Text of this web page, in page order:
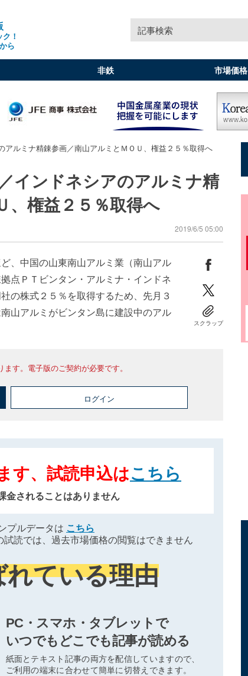
！
ら
記事検索
非鉄 市場価格
アルミナ精錬参画／南山アルミとＭＯＵ、権益２５％取得へ
インドネシアのアルミナ精
、権益２５％取得へ
2019/6/5 05:00
、中国の山東南山アルミ業（南山アル
点ＰＴビンタン・アルミナ・インドネ
の株式２５％を取得するため、先月３
山アルミがビンタン島に建設中のアル
スクラップ
す。電子版のご契約が必要です。
ログイン
す、試読申込はこちら
金されることはありません
プルデータは こちら
試読では、過去市場価格の閲覧はできません
ている理由
PC・スマホ・タブレットで
いつでもどこでも記事が読める
紙面とテキスト記事の両方を配信していますので、
ご利用の端末に合わせて簡単に切替えできます。